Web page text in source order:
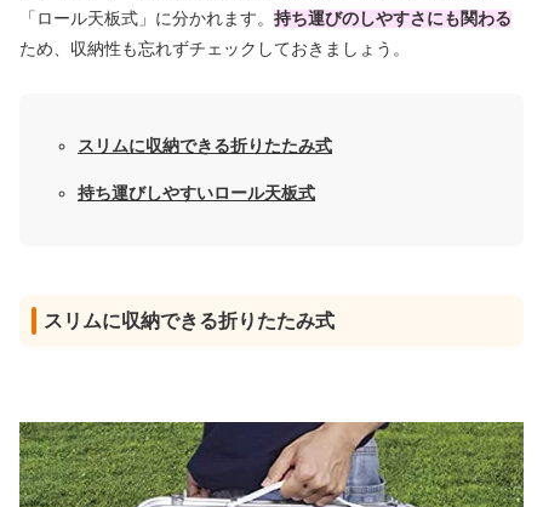
「ロール天板式」に分かれます。 持ち運びのしやすさにも関わる
ため、収納性も忘れずチェックしておきましょう。
スリムに収納できる折りたたみ式
持ち運びしやすいロール天板式
スリムに収納できる折りたたみ式